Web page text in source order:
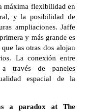
máxima flexibilidad en
y la posibilidad de
ampliaciones. Jaffe
y más grande es
las otras dos alojan
La conexión entre
a través de paneles
espacial de la
a paradox at The